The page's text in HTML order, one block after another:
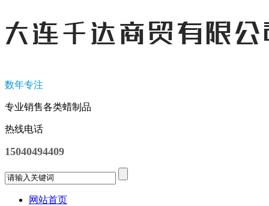
数年专注
专业销售各类蜡制品
热线电话
15040494409
网站首页